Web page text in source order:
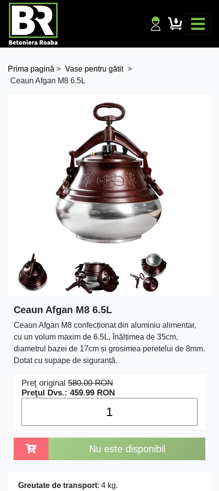
Prima pagină > Vase pentru gătit >
Ceaun Afgan M8 6.5L
Ceaun Afgan M8 6.5L
Ceaun Afgan M8 confecționat din aluminiu alimentar,
cu un volum maxim de 6.5L, înălțimea de 35cm,
diametrul bazei de 17cm și grosimea peretelui de 8mm.
Dotat cu supape de siguranță.
Preţ original 580.00RON
Preţul Dvs.: 459.99 RON
Nu este disponibil
Greutate de transport: 4 kg.